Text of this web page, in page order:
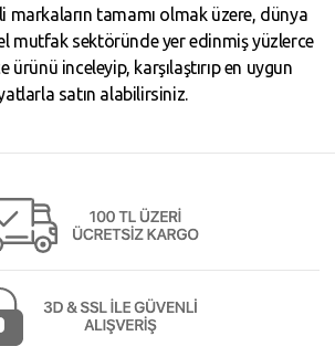
markaların tamamı olmak üzere, dünya
mutfak sektöründe yer edinmiş yüzlerce
ürünü inceleyip, karşılaştırıp en uygun
satın alabilirsiniz.